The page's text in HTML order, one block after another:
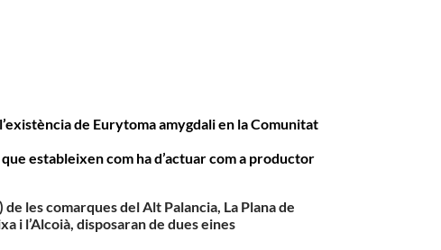
de Eurytoma amygdali en la Comunitat
estableixen com ha d’actuar com a productor
les comarques del Alt Palancia, La Plana de
i l’Alcoià, disposaran de dues eines